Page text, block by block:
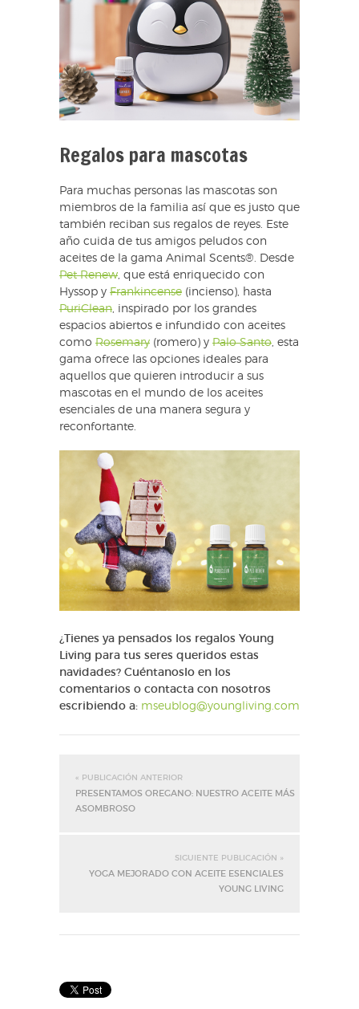
Regalos para mascotas
Para muchas personas las mascotas son
miembros de la familia así que es justo que
también reciban sus regalos de reyes. Este
año cuida de tus amigos peludos con
aceites de la gama Animal Scents®. Desde
Pet Renew, que está enriquecido con
Hyssop y Frankincense (incienso), hasta
PuriClean, inspirado por los grandes
espacios abiertos e infundido con aceites
como Rosemary (romero) y Palo Santo, esta
gama ofrece las opciones ideales para
aquellos que quieren introducir a sus
mascotas en el mundo de los aceites
esenciales de una manera segura y
reconfortante.
¿Tienes ya pensados los regalos Young
Living para tus seres queridos estas
navidades? Cuéntanoslo en los
comentarios o contacta con nosotros
escribiendo a: mseublog@youngliving.com
« PUBLICACIÓN ANTERIOR
PRESENTAMOS OREGANO: NUESTRO ACEITE MÁS
ASOMBROSO
SIGUIENTE PUBLICACIÓN »
YOGA MEJORADO CON ACEITE ESENCIALES
YOUNG LIVING